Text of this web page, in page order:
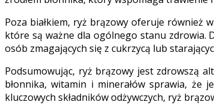
Poza białkiem, ryż brązowy oferuje również
które są ważne dla ogólnego stanu zdrowia.
osób zmagających się z cukrzycą lub
Podsumowując, ryż brązowy jest zdrowszą
błonnika, witamin i minerałów sprawia, że
kluczowych składników odżywczych, ryż